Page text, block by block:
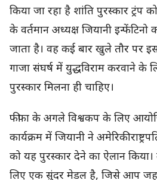
किया जा रहा है शांति पुरस्कार ट्रंप
के वर्तमान अध्यक्ष जियानी इन्फेंटिनो
जाता है। वह कई बार खुले तौर पर
गाजा संघर्ष में युद्धविराम करवाने के
पुरस्कार मिलना ही चाहिए।
फीफा के अगले विश्वकप के लिए
कार्यक्रम में जियानी ने अमेरिकी
को यह पुरस्कार देने का ऐलान
लिए एक सुंदर मेडल है, जिसे आप